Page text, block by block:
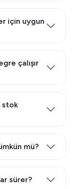
için uygun
çalışır
stok
mü?
sürer?